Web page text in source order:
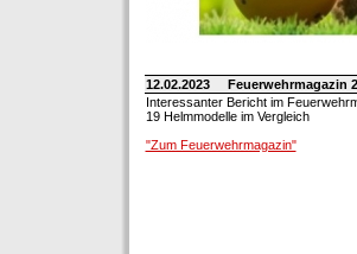
12.02.2023
Feuerwehrmagazin
Interessanter Bericht im
19 Helmmodelle im Vergleich
"Zum Feuerwehrmagazin"